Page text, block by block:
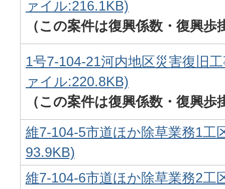
ァイル:216.1KB)
（この案件は復興係数・復興
1号7-104-21河内地区災害復旧
ァイル:220.8KB)
（この案件は復興係数・復興
維7-104-5市道ほか除草業務1工
93.9KB)
維7-104-6市道ほか除草業務2工